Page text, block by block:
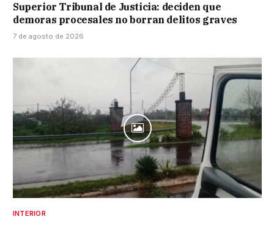
Superior Tribunal de Justicia: deciden que
demoras procesales no borran delitos graves
7 de agosto de 2026
INTERIOR